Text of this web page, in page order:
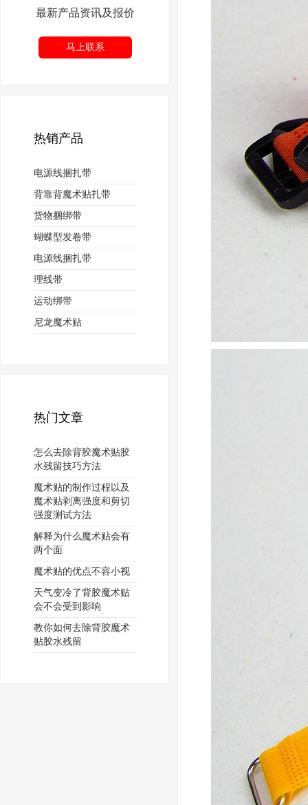
最新产品资讯及报价
马上联系
热销产品
电源线捆扎带
背靠背魔术贴扎带
货物捆绑带
蝴蝶型发卷带
电源线捆扎带
理线带
运动绑带
尼龙魔术贴
热门文章
怎么去除背胶魔术贴胶
水残留技巧方法
魔术贴的制作过程以及
魔术贴剥离强度和剪切
强度测试方法
解释为什么魔术贴会有
两个面
魔术贴的优点不容小视
天气变冷了背胶魔术贴
会不会受到影响
教你如何去除背胶魔术
贴胶水残留